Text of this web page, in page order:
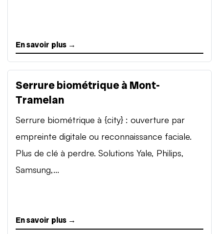
En savoir plus →
Serrure biométrique à Mont-
Tramelan
Serrure biométrique à {city} : ouverture par
empreinte digitale ou reconnaissance faciale.
Plus de clé à perdre. Solutions Yale, Philips,
Samsung,...
En savoir plus →